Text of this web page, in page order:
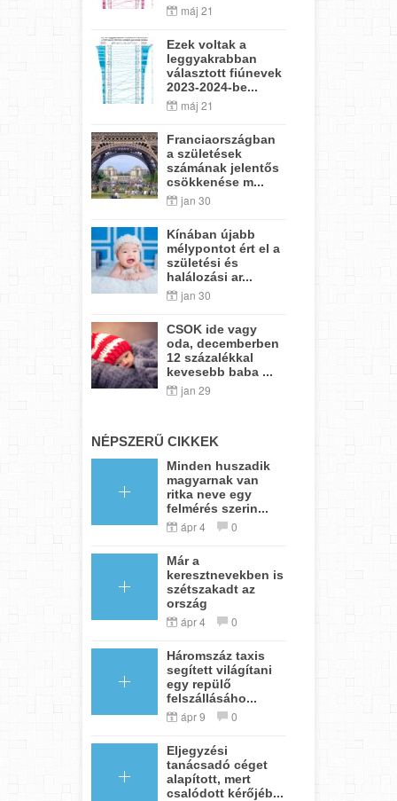
máj 21
Ezek voltak a
leggyakrabban
választott fiúnevek
2023-2024-be...
máj 21
Franciaországban
a születések
számának jelentős
csökkenése m...
jan 30
Kínában újabb
mélypontot ért el a
születési és
halálozási ar...
jan 30
CSOK ide vagy
oda, decemberben
12 százalékkal
kevesebb baba ...
jan 29
NÉPSZERŰ CIKKEK
Minden huszadik
magyarnak van
ritka neve egy
felmérés szerin...
ápr 4 0
Már a
keresztnevekben is
szétszakadt az
ország
ápr 4 0
Háromszáz taxis
segített világítani
egy repülő
felszállásáho...
ápr 9 0
Eljegyzési
tanácsadó céget
alapított, mert
csalódott kérőjéb...